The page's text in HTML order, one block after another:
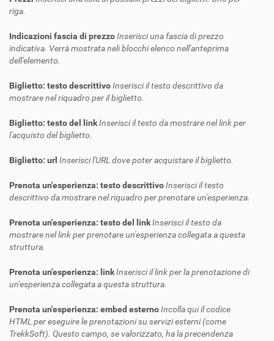
riga.
Indicazioni fascia di prezzoInserisci una fascia di prezzo
indicativa. Verrà mostrata neli blocchi elenco nell'anteprima
dell'elemento.
Biglietto: testo descrittivoInserisci il testo descrittivo da
mostrare nel riquadro per il biglietto.
Biglietto: testo del linkInserisci il testo da mostrare nel link per
l'acquisto del biglietto.
Biglietto: url Inserisci l'URL dove poter acquistare il biglietto.
Prenota un'esperienza: testo descrittivoInserisci il testo
descrittivo da mostrare nel riquadro per prenotare un'esperienza.
Prenota un'esperienza: testo del linkInserisci il testo da
mostrare nel link per prenotare un'esperienza collegata a questa
struttura.
Prenota un'esperienza: linkInserisci il link per la prenotazione di
un'esperienza collegata a questa struttura.
Prenota un'esperienza: embed esternoIncolla qui il codice
HTML per eseguire le prenotazioni su servizi esterni (come
TrekkSoft). Questo campo, se valorizzato, ha la precendenza